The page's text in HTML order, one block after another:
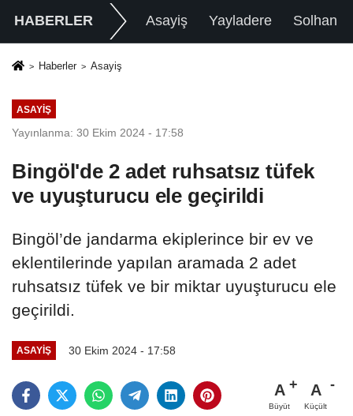
HABERLER Asayiş Yayladere Solhan
Haberler Asayiş
ASAYIŞ
Yayınlanma: 30 Ekim 2024 - 17:58
Bingöl'de 2 adet ruhsatsız tüfek
ve uyuşturucu ele geçirildi
Bingöl’de jandarma ekiplerince bir ev ve
eklentilerinde yapılan aramada 2 adet
ruhsatsız tüfek ve bir miktar uyuşturucu ele
geçirildi.
ASAYIŞ 30 Ekim 2024 - 17:58
A
Büyüt
A
Küçült